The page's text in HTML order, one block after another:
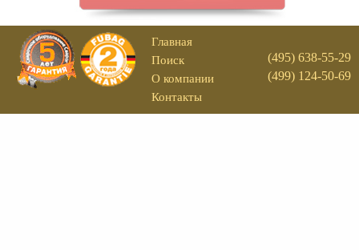
Главная
Поиск
О компании
Контакты
(495) 638-55-29
(499) 124-50-69